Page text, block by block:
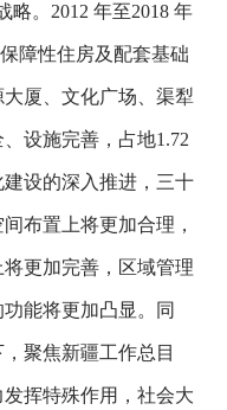
略。2012 年至2018 年
障性住房及配套基础
厦、文化广场、渠犁
设施完善，占地1.72
设的深入推进，三十
布置上将更加合理，
更加完善，区域管理
能将更加凸显。同
聚焦新疆工作总目
挥特殊作用，社会大